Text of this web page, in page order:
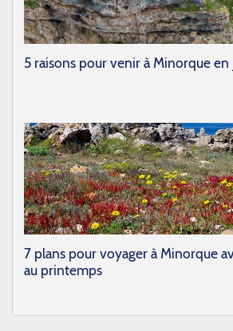
5 raisons pour venir à Minorque en
7 plans pour voyager à Minorque
au printemps